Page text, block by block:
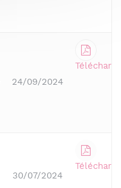
24/09/2024
30/07/2024